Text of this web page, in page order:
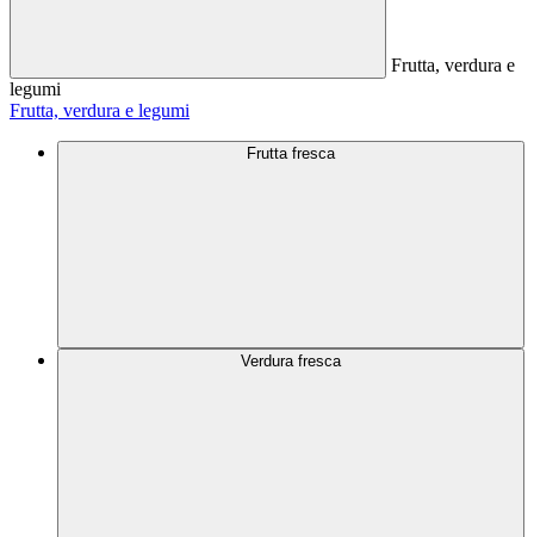
Frutta, verdura e
legumi
Frutta, verdura e legumi
Frutta fresca
Verdura fresca